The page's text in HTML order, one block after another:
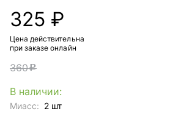
325 ₽
Цена действительна
при заказе онлайн
360c
В наличии:
Миасс: 2 шт